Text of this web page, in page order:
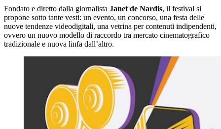
Fondato e diretto dalla giornalista Janet de Nardis, il festival si
propone sotto tante vesti: un evento, un concorso, una festa delle
nuove tendenze videodigitali, una vetrina per contenuti indipendenti,
ovvero un nuovo modello di raccordo tra mercato cinematografico
tradizionale e nuova linfa dall’altro.